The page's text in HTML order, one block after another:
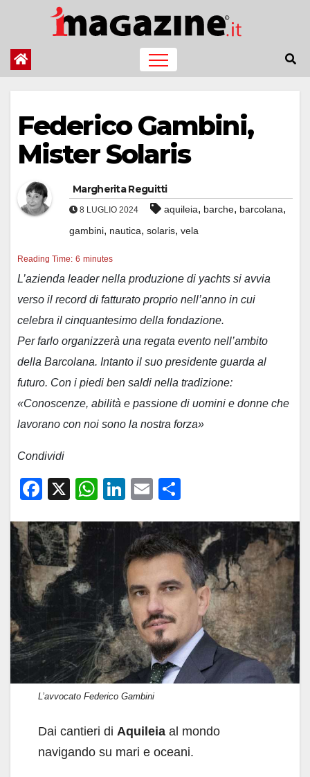
contenuto
Federico Gambini,
Mister Solaris
Margherita Reguitti
8 LUGLIO 2024 aquileia, barche, barcolana,
gambini, nautica, solaris, vela
Reading Time: 6 minutes
L’azienda leader nella produzione di yachts si avvia
verso il record di fatturato proprio nell’anno in cui
celebra il cinquantesimo della fondazione.
Per farlo organizzerà una regata evento nell’ambito
della Barcolana. Intanto il suo presidente guarda al
futuro. Con i piedi ben saldi nella tradizione:
«Conoscenze, abilità e passione di uomini e donne che
lavorano con noi sono la nostra forza»
Condividi
F
c
e
b
o
o
k
X
W
at
s
A
p
p
Li
k
e
dI
n
E
ail n
di
vi
di
L’avvocato Federico Gambini
Dai cantieri di Aquileia al mondo
navigando su mari e oceani.